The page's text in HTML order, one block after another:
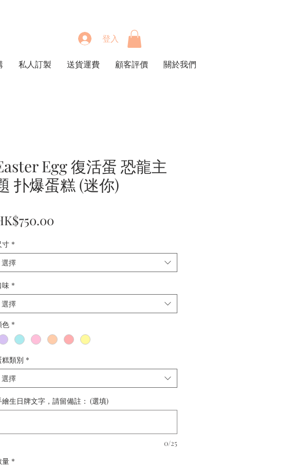
登入
私人訂製 送貨運費 顧客評價 關於我們
Egg 復活蛋 恐龍主
扑爆蛋糕 (迷你)
寸 *
選擇
味 *
選擇
色 *
糕類別 *
選擇
繪生日牌文字，請留備註： (選填)
0/25
量 *